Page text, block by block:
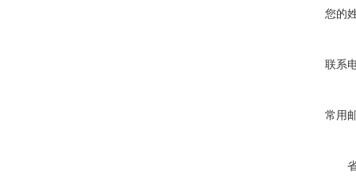
您的
联系
常用